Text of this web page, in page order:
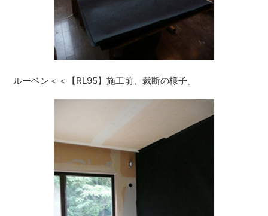
ルーベン＜＜【RL95】施工前、裁断の様子。